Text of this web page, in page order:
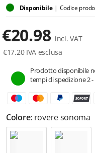
Disponibile | Codice
€20.98 incl. VAT
€17.20IVA esclusa
Prodotto disponibile
tempi di spedizione 2 -
Colore: rovere sonoma